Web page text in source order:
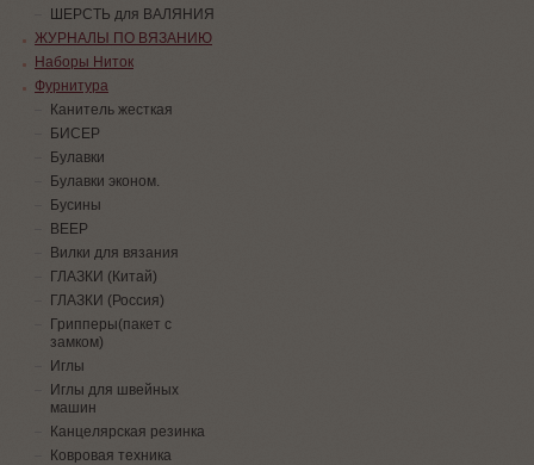
ШЕРСТЬ для ВАЛЯНИЯ
ЖУРНАЛЫ ПО ВЯЗАНИЮ
Наборы Ниток
Фурнитура
Канитель жесткая
БИСЕР
Булавки
Булавки эконом.
Бусины
ВЕЕР
Вилки для вязания
ГЛАЗКИ (Китай)
ГЛАЗКИ (Россия)
Грипперы(пакет с
замком)
Иглы
Иглы для швейных
машин
Канцелярская резинка
Ковровая техника